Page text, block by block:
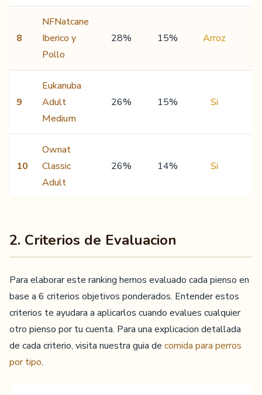
8
NFNatcane
Iberico y
Pollo
28% 15% Arroz
9
Eukanuba
Adult
Medium
26% 15% Si
10
Ownat
Classic
Adult
26% 14% Si
2. Criterios de Evaluacion
Para elaborar este ranking hemos evaluado cada pienso en
base a 6 criterios objetivos ponderados. Entender estos
criterios te ayudara a aplicarlos cuando evalues cualquier
otro pienso por tu cuenta. Para una explicacion detallada
de cada criterio, visita nuestra guia de comida para perros
por tipo.